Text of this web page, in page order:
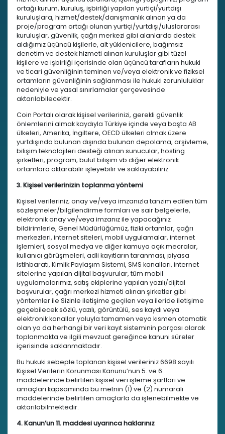
ortağı kurum, kuruluş, işbirliği yapılan yurtiçi/yurtdışı
kuruluşlara, hizmet/destek/danışmanlık alınan ya da
proje/program ortağı olunan yurtiçi/yurtdışı/uluslararası
kuruluşlar, güvenlik, çağrı merkezi gibi alanlarda destek
aldığımız üçüncü kişilerle, alt yüklenicilere, bağımsız
denetim ve destek hizmeti alınan kuruluşlar gibi tüzel
kişilere ve işbirliği içerisinde olan üçüncü tarafların hukuki
ve ticari güvenliğinin teminen ve/veya elektronik ve fiziksel
ortamların güvenliğinin sağlanması ile hukuki zorunluluklar
nedeniyle ve yasal sınırlamalar çerçevesinde
aktarılabilecektir.
Coin Portalı olarak kişisel verilerinizi, gerekli güvenlik
önlemlerini almak kaydıyla Türkiye içinde veya başta AB
ülkeleri, Amerika, İngiltere, OECD ülkeleri olmak üzere
yurtdışında bulunan dışında bulunan depolama, arşivleme,
bilişim teknolojileri desteği alınan sunucular, hosting
şirketleri, program, bulut bilişim vb diğer elektronik
ortamlara aktarabilir işleyebilir ve saklayabiliriz.
3. Kişisel verilerinizin toplanma yöntemi
Kişisel verileriniz; onay ve/veya imzanızla tanzim edilen tüm
sözleşmeler/bilgilendirme formları ve sair belgelerle,
elektronik onay ve/veya imzanız ile yapacağınız
bildirimlerle, Genel Müdürlüğümüz, fiziki ortamlar, çağrı
merkezleri, internet siteleri, mobil uygulamalar, internet
işlemleri, sosyal medya ve diğer kamuya açık mecralar,
kullanıcı görüşmeleri, adli kayıtların taranması, piyasa
istihbaratı, Kimlik Paylaşım Sistemi, SMS kanalları, internet
sitelerine yapılan dijital başvurular, tüm mobil
uygulamalarımız, satış ekiplerine yapılan yazılı/dijital
başvurular, çağrı merkezi hizmeti alınan şirketler gibi
yöntemler ile Sizinle iletişime geçilen veya ileride iletişime
geçebilecek sözlü, yazılı, görüntülü, ses kaydı veya
elektronik kanallar yoluyla tamamen veya kısmen otomatik
olan ya da herhangi bir veri kayıt sisteminin parçası olarak
toplanmakta ve ilgili mevzuat gereğince kanuni süreler
içerisinde saklanmaktadır.
Bu hukuki sebeple toplanan kişisel verileriniz 6698 sayılı
Kişisel Verilerin Korunması Kanunu’nun 5. ve 6.
maddelerinde belirtilen kişisel veri işleme şartları ve
amaçları kapsamında bu metnin (1) ve (2) numaralı
maddelerinde belirtilen amaçlarla da işlenebilmekte ve
aktarılabilmektedir.
4. Kanun’un 11. maddesi uyarınca haklarınız